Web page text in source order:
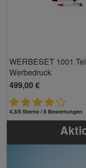
WERBESET 1001
Werbedruck
499,00 €
4,3/5 Sterne / 8 Bewertungen